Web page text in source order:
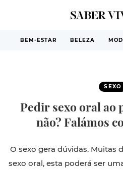
BEM-ESTAR BELEZA
SEXO
Pedir sexo oral ao
não? Falámos
O sexo gera dúvidas. Muitas
sexo oral, esta poderá ser